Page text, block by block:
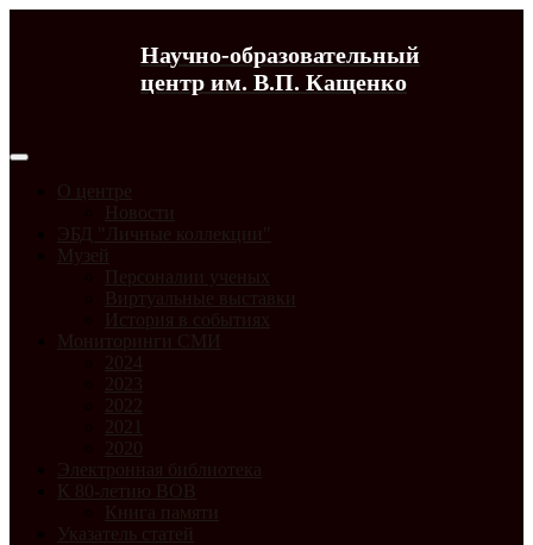
Научно-образовательный
центр им. В.П. Кащенко
О центре
Новости
ЭБД "Личные коллекции"
Музей
Персоналии ученых
Виртуальные выставки
История в событиях
Мониторинги СМИ
2024
2023
2022
2021
2020
Электронная библиотека
К 80-летию ВОВ
Книга памяти
Указатель статей